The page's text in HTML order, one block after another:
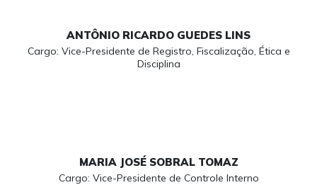
ANTÔNIO RICARDO GUEDES LINS
Cargo: Vice-Presidente de Registro, Fiscalização, Ética e
Disciplina
MARIA JOSÉ SOBRAL TOMAZ
Cargo: Vice-Presidente de Controle Interno